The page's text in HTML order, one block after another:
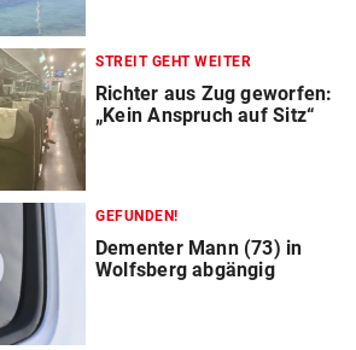
STREIT GEHT WEITER
Richter aus Zug geworfen:
„Kein Anspruch auf Sitz“
GEFUNDEN!
Dementer Mann (73) in
Wolfsberg abgängig